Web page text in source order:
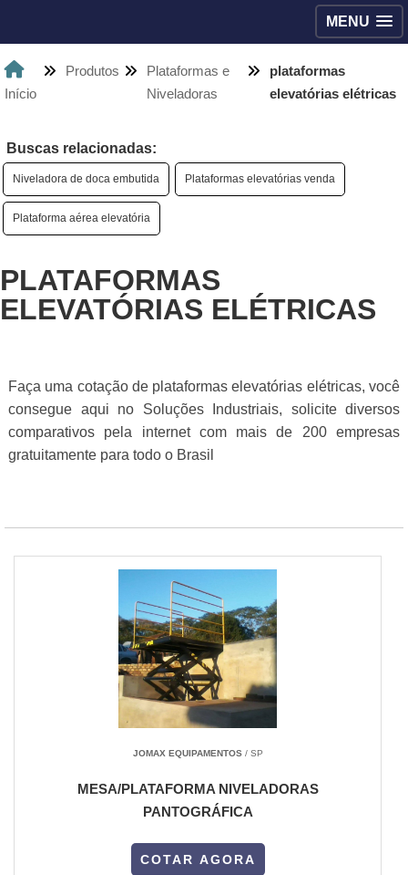
MENU
Início
Produtos
Plataformas e
Niveladoras
plataformas
elevatórias elétricas
Buscas relacionadas:
Niveladora de doca embutida Plataformas elevatórias venda
Plataforma aérea elevatória
PLATAFORMAS
ELEVATÓRIAS ELÉTRICAS
Faça uma cotação de plataformas elevatórias elétricas, você
consegue aqui no Soluções Industriais, solicite diversos
comparativos pela internet com mais de 200 empresas
gratuitamente para todo o Brasil
JOMAX EQUIPAMENTOS/ SP
MESA/PLATAFORMA NIVELADORAS
PANTOGRÁFICA
COTAR AGORA